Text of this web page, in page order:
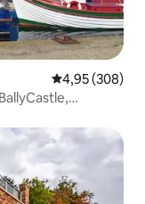
4,95 (308)